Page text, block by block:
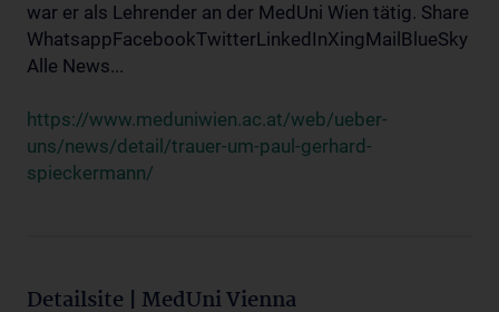
war er als Lehrender an der MedUni Wien tätig. Share
WhatsappFacebookTwitterLinkedInXingMailBlueSky
Alle News...
https://www.meduniwien.ac.at/web/ueber-
uns/news/detail/trauer-um-paul-gerhard-
spieckermann/
Detailsite | MedUni Vienna